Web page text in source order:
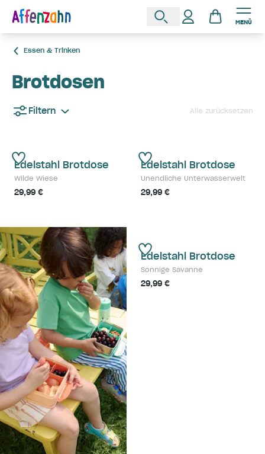
MENÜ
Essen & Trinken
Brotdosen
Filtern Alle zurücksetzen
Edelstahl Brotdose
Wilde Wiese
29,99 €
Edelstahl Brotdose
Unendliche Unterwasserwelt
29,99 €
Edelstahl Brotdose
Sonnige Savanne
29,99 €